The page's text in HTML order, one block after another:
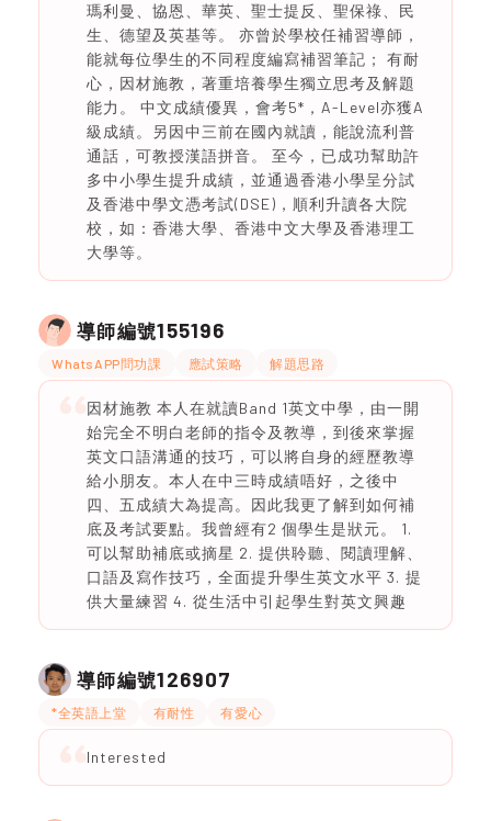
瑪利曼、協恩、華英、聖士提反、聖保祿、民
生、德望及英基等。 亦曾於學校任補習導師，
能就每位學生的不同程度編寫補習筆記； 有耐
心，因材施教，著重培養學生獨立思考及解題
能力。 中文成績優異，會考5*，A-Level亦獲A
級成績。另因中三前在國內就讀，能說流利普
通話，可教授漢語拼音。 至今，已成功幫助許
多中小學生提升成績，並通過香港小學呈分試
及香港中學文憑考試(DSE)，順利升讀各大院
校，如：香港大學、香港中文大學及香港理工
大學等。
導師編號155196
WhatsAPP問功課 應試策略 解題思路
因材施教 本人在就讀Band 1英文中學，由一開
始完全不明白老師的指令及教導，到後來掌握
英文口語溝通的技巧，可以將自身的經歷教導
給小朋友。本人在中三時成績唔好，之後中
四、五成績大為提高。因此我更了解到如何補
底及考試要點。我曾經有2 個學生是狀元。 1.
可以幫助補底或摘星 2. ⁠提供聆聽、閱讀理解、
口語及寫作技巧，全面提升學生英文水平 3. ⁠提
供大量練習 4. ⁠從生活中引起學生對英文興趣
導師編號126907
*全英語上堂 有耐性 有愛心
Interested